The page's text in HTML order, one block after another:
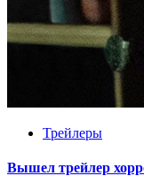
Трейлеры
Вышел трейлер